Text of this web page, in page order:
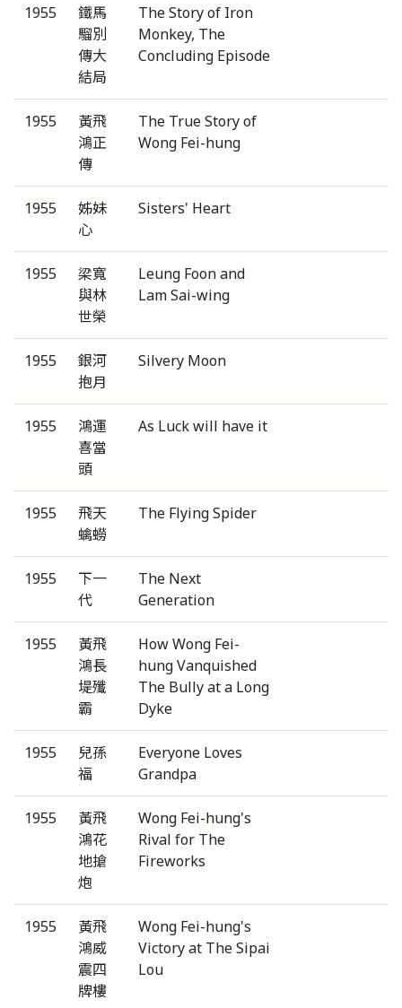
1955
鐵馬
騮別
傳大
結局
The Story of Iron
Monkey, The
Concluding Episode
1955
黃飛
鴻正
傳
The True Story of
Wong Fei-hung
1955
姊妹
心
Sisters' Heart
1955
梁寬
與林
世榮
Leung Foon and
Lam Sai-wing
1955
銀河
抱月
Silvery Moon
1955
鴻運
喜當
頭
As Luck will have it
1955
飛天
蠄蟧
The Flying Spider
1955
下一
代
The Next
Generation
1955
黃飛
鴻長
堤殲
霸
How Wong Fei-
hung Vanquished
The Bully at a Long
Dyke
1955
兒孫
福
Everyone Loves
Grandpa
1955
黃飛
鴻花
地搶
炮
Wong Fei-hung's
Rival for The
Fireworks
1955
黃飛
鴻威
震四
牌樓
Wong Fei-hung's
Victory at The Sipai
Lou